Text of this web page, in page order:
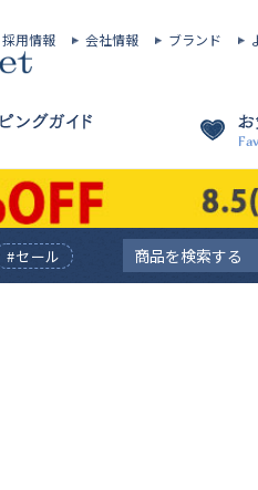
採用情報 会社情報 ブランド
#セール